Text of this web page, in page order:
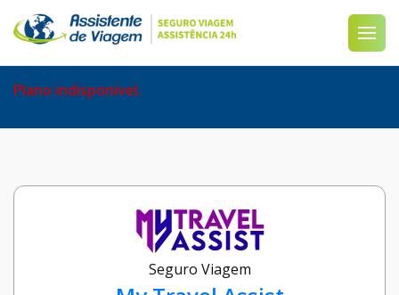
Plano indisponível.
Seguro Viagem